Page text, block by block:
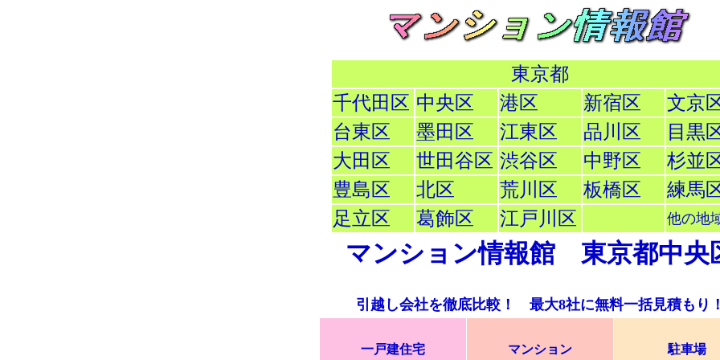
東京都
千代田区 中央区 港区 新宿区
文京
台東区
墨田区 江東区 品川区
目黒
大田区
世田谷区 渋谷区 中野区
杉並
豊島区
北区 荒川区 板橋区
練馬
足立区
葛飾区 江戸川区 他の地
マンション情報館 東京都中央
引越し会社を徹底比較！ 最大8社に無料一括見積もり！
一戸建住宅 マンション 駐車場